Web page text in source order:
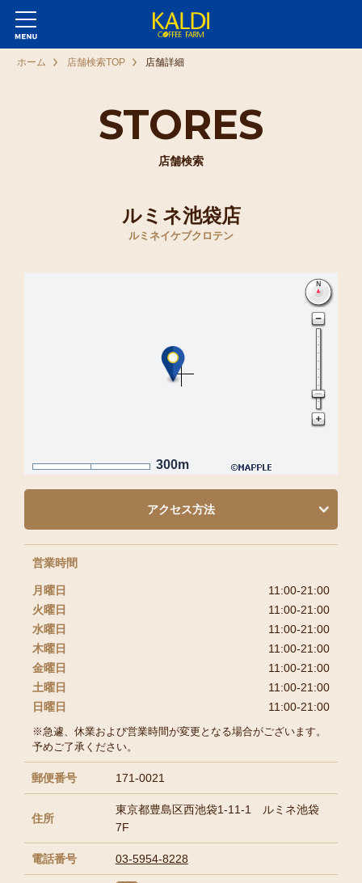
STORES
店舗検索
ホーム 店舗検索TOP 店舗詳細
ルミネ池袋店
ルミネイケブクロテン
300m
営業時間
月曜日
11:00-21:00
火曜日
11:00-21:00
水曜日
11:00-21:00
木曜日
11:00-21:00
金曜日
11:00-21:00
土曜日
11:00-21:00
日曜日
11:00-21:00
※急遽、休業および営業時間が変更となる場合がございます。
予めご了承ください。
郵便番号 171-0021
住所
東京都豊島区西池袋1-11-1 ルミネ池袋
7F
電話番号 03-5954-8228
アクセス方法